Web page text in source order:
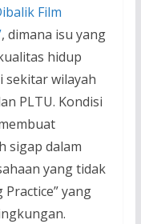
Film
, dimana isu yang
hidup
sekitar wilayah
PLTU. Kondisi
sigap dalam
yang tidak
yang